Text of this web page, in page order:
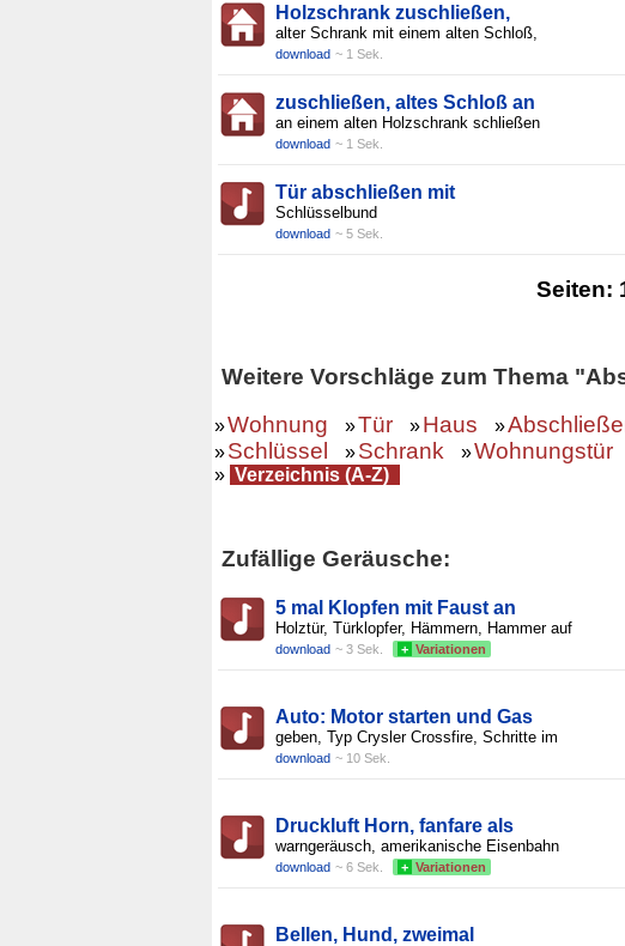
Holzschrank zuschließen,
alter Schrank mit einem alten Schloß,
download ~ 1 Sek.
zuschließen, altes Schloß an
an einem alten Holzschrank schließen
download ~ 1 Sek.
Tür abschließen mit
Schlüsselbund
download ~ 5 Sek.
Seiten:
Weitere Vorschläge zum Thema
»Wohnung »Tür »Haus »
»Schlüssel »Schrank »Wohnungstür
» Verzeichnis (A-Z)
Zufällige Geräusche:
5 mal Klopfen mit Faust an
Holztür, Türklopfer, Hämmern, Hammer auf
download ~ 3 Sek. + Variationen
Auto: Motor starten und Gas
geben, Typ Crysler Crossfire, Schritte im
download ~ 10 Sek.
Druckluft Horn, fanfare als
warngeräusch, amerikanische Eisenbahn
download ~ 6 Sek. + Variationen
Bellen, Hund, zweimal